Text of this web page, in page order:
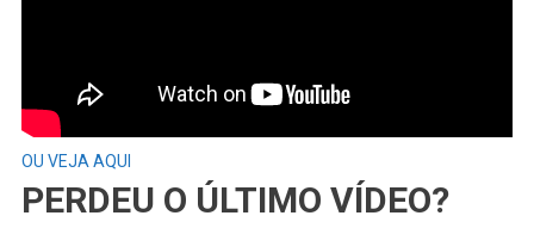
OU VEJA AQUI
PERDEU O ÚLTIMO VÍDEO?